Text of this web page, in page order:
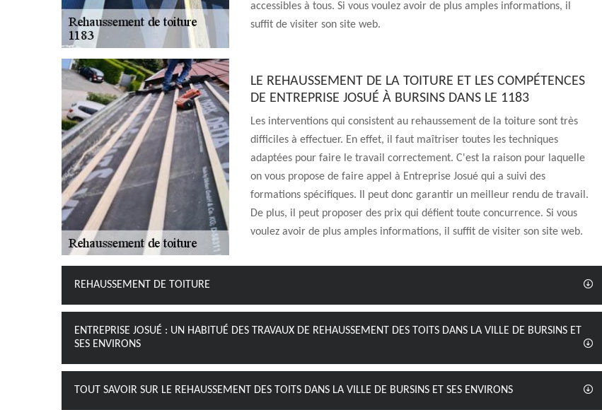
accessibles à tous. Si vous voulez avoir de plus amples informations, il
suffit de visiter son site web.
LE REHAUSSEMENT DE LA TOITURE ET LES COMPÉTENCES
DE ENTREPRISE JOSUÉ À BURSINS DANS LE 1183
Les interventions qui consistent au rehaussement de la toiture sont très
difficiles à effectuer. En effet, il faut maîtriser toutes les techniques
adaptées pour faire le travail correctement. C'est la raison pour laquelle
on vous propose de faire appel à Entreprise Josué qui a suivi des
formations spécifiques. Il peut donc garantir un meilleur rendu de travail.
De plus, il peut proposer des prix qui défient toute concurrence. Si vous
voulez avoir de plus amples informations, il suffit de visiter son site web.
REHAUSSEMENT DE TOITURE
ENTREPRISE JOSUÉ : UN HABITUÉ DES TRAVAUX DE REHAUSSEMENT DES TOITS DANS LA VILLE DE BURSINS ET
SES ENVIRONS
TOUT SAVOIR SUR LE REHAUSSEMENT DES TOITS DANS LA VILLE DE BURSINS ET SES ENVIRONS